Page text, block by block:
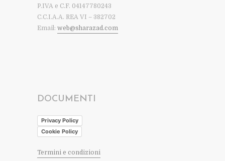
P.IVA e C.F. 04147780243
C.C.I.A.A. REA VI – 382702
Email: web@sharazad.com
DOCUMENTI
Privacy Policy
Cookie Policy
Termini e condizioni